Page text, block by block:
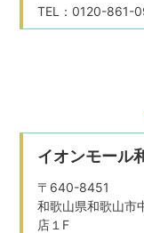
TEL：0120-861-
イオンモール
〒640-8451
和歌山県和歌山
店１F